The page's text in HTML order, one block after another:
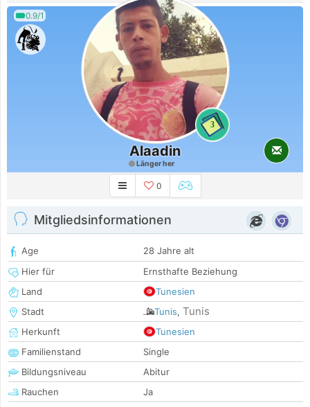
0.9/1
3
Alaadin
Länger her
0
Mitgliedsinformationen
Age
28 Jahre alt
Hier für
Ernsthafte Beziehung
Land
Tunesien
Stadt
Tunis, Tunis
Herkunft
Tunesien
Familienstand
Single
Bildungsniveau
Abitur
Rauchen
Ja